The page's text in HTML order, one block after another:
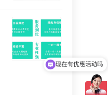
可以介绍下你们的产品么
现在有优惠活动吗